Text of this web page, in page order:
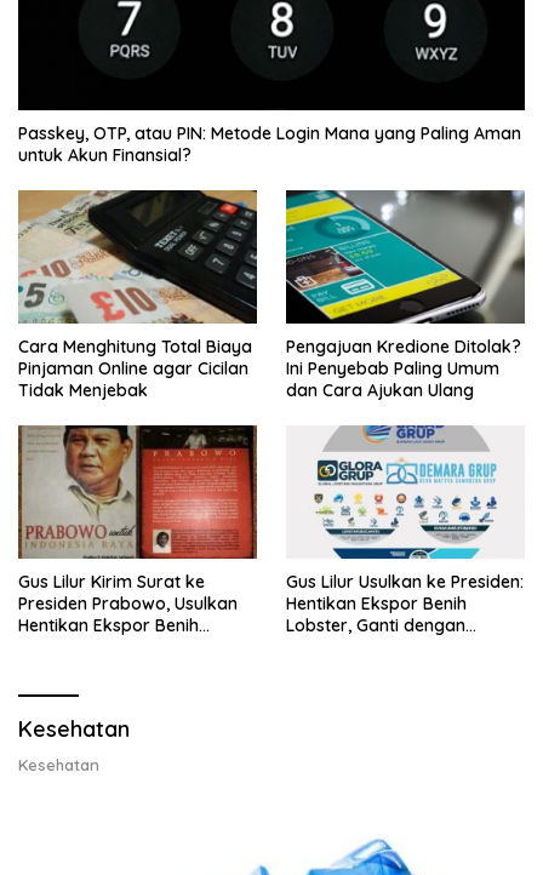
Passkey, OTP, atau PIN: Metode Login Mana yang Paling Aman
untuk Akun Finansial?
Cara Menghitung Total Biaya
Pinjaman Online agar Cicilan
Tidak Menjebak
Pengajuan Kredione Ditolak?
Ini Penyebab Paling Umum
dan Cara Ajukan Ulang
Gus Lilur Kirim Surat ke
Presiden Prabowo, Usulkan
Hentikan Ekspor Benih
Gus Lilur Usulkan ke Presiden:
Hentikan Ekspor Benih
Lobster, Ganti dengan
Kesehatan
Kesehatan